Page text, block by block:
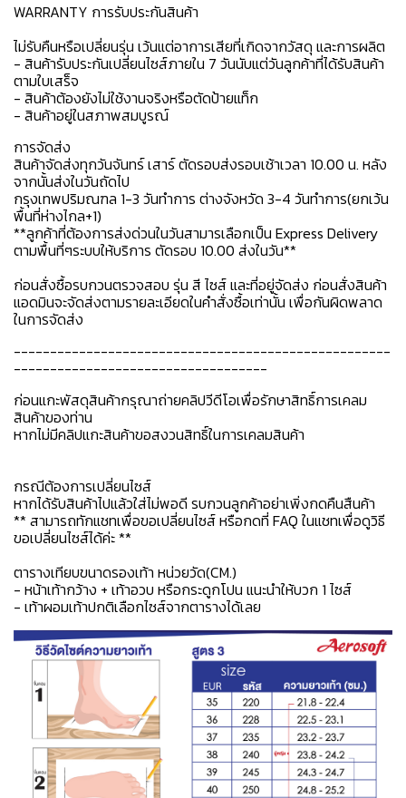
WARRANTY การรับประกันสินค้า
ไม่รับคืนหรือเปลี่ยนรุ่น เว้นแต่อาการเสียที่เกิดจากวัสดุ และการผลิต
- สินค้ารับประกันเปลี่ยนไซส์ภายใน 7 วันนับแต่วันลูกค้าที่ได้รับสินค้า
ตามใบเสร็จ
- สินค้าต้องยังไม่ใช้งานจริงหรือตัดป้ายแท็ก
- สินค้าอยู่ในสภาพสมบูรณ์
การจัดส่ง
สินค้าจัดส่งทุกวันจันทร์ เสาร์ ตัดรอบส่งรอบเช้าเวลา 10.00 น. หลัง
จากนั้นส่งในวันถัดไป
กรุงเทพปริมณฑล 1-3 วันทำการ ต่างจังหวัด 3-4 วันทำการ(ยกเว้น
พื้นที่ห่างไกล+1)
**ลูกค้าที่ต้องการส่งด่วนในวันสามารเลือกเป็น Express Delivery
ตามพื้นที่ๆระบบให้บริการ ตัดรอบ 10.00 ส่งในวัน**
ก่อนสั่งซื้อรบกวนตรวจสอบ รุ่น สี ไซส์ และที่อยู่จัดส่ง ก่อนสั่งสินค้า
แอดมินจะจัดส่งตามรายละเอียดในคำสั่งซื้อเท่านั้น เพื่อกันผิดพลาด
ในการจัดส่ง
----------------------------------------------------
-----------------------------------
ก่อนแกะพัสดุสินค้ากรุณาถ่ายคลิปวีดีโอเพื่อรักษาสิทธิ์การเคลม
สินค้าของท่าน
หากไม่มีคลิปแกะสินค้าขอสงวนสิทธิ์ในการเคลมสินค้า
กรณีต้องการเปลี่ยนไซส์
หากได้รับสินค้าไปแล้วใส่ไม่พอดี รบกวนลูกค้าอย่าเพิ่งกดคืนสืนค้า
** สามารถทักแชทเพื่อขอเปลี่ยนไซส์ หรือกดที่ FAQ ในแชทเพื่อดูวิธี
ขอเปลี่ยนไซส์ได้ค่ะ **
ตารางเทียบขนาดรองเท้า หน่วยวัด(CM.)
- หน้าเท้ากว้าง + เท้าอวบ หรือกระดูกโปน แนะนำให้บวก 1 ไซส์
- เท้าผอมเท้าปกติเลือกไซส์จากตารางได้เลย